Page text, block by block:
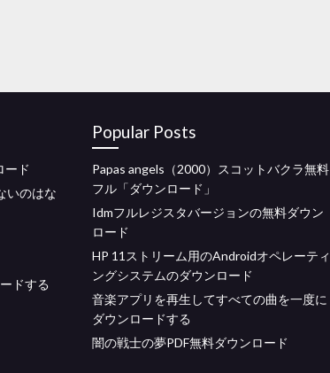
ード
いのはな
ドする
Popular Posts
Papas angels（2000）スコットバクラ無料
フル「ダウンロード」
Idmフルレジスタバージョンの無料ダウン
ロード
HP 11ストリーム用のAndroidオペレーティ
ングシステムのダウンロード
音楽アプリを再生してすべての曲を一度に
ダウンロードする
闇の戦士の夢PDF無料ダウンロード